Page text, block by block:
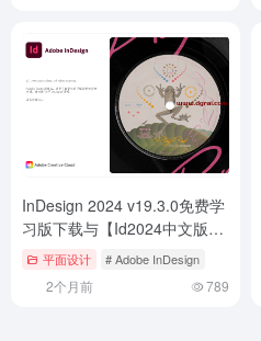
InDesign 2024 v19.3.0免费学
习版下载与【Id2024中文版】
安装教程
平面设计 # Adobe InDesign
2个月前 789